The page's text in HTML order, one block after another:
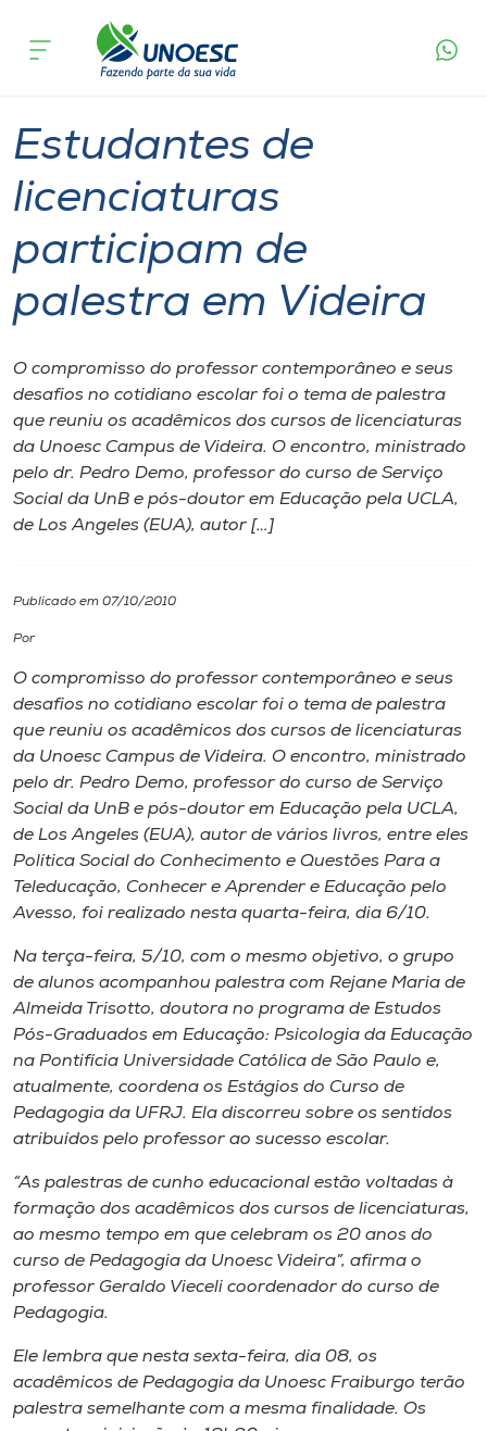
Cursos
Pesquisa
Atendimento ao Estudante
Portal de Ensino
A
Internacionalização
I.nova
Diplomados
CPA
Biblioteca
Editora
Rádio
Museu
Unoesc
Store
Selecione
o idioma
A+
A-
acontece
Estudantes de
licenciaturas
participam de
palestra em Videira
O compromisso do professor contemporâneo e seus
desafios no cotidiano escolar foi o tema de palestra
que reuniu os acadêmicos dos cursos de licenciaturas
da Unoesc Campus de Videira. O encontro, ministrado
pelo dr. Pedro Demo, professor do curso de Serviço
Social da UnB e pós-doutor em Educação pela UCLA,
de Los Angeles (EUA), autor […]
Publicado em 07/10/2010
Por
O compromisso do professor contemporâneo e seus
desafios no cotidiano escolar foi o tema de palestra
que reuniu os acadêmicos dos cursos de licenciaturas
da Unoesc Campus de Videira. O encontro, ministrado
pelo dr. Pedro Demo, professor do curso de Serviço
Social da UnB e pós-doutor em Educação pela UCLA,
de Los Angeles (EUA), autor de vários livros, entre eles
Política Social do Conhecimento e Questões Para a
Teleducação, Conhecer e Aprender e Educação pelo
Avesso, foi realizado nesta quarta-feira, dia 6/10.
Na terça-feira, 5/10, com o mesmo objetivo, o grupo
de alunos acompanhou palestra com Rejane Maria de
Almeida Trisotto, doutora no programa de Estudos
Pós-Graduados em Educação: Psicologia da Educação
na Pontifícia Universidade Católica de São Paulo e,
atualmente, coordena os Estágios do Curso de
Pedagogia da UFRJ. Ela discorreu sobre os sentidos
atribuídos pelo professor ao sucesso escolar.
“As palestras de cunho educacional estão voltadas à
formação dos acadêmicos dos cursos de licenciaturas,
ao mesmo tempo em que celebram os 20 anos do
curso de Pedagogia da Unoesc Videira”, afirma o
professor Geraldo Vieceli coordenador do curso de
Pedagogia.
Ele lembra que nesta sexta-feira, dia 08, os
acadêmicos de Pedagogia da Unoesc Fraiburgo terão
palestra semelhante com a mesma finalidade. Os